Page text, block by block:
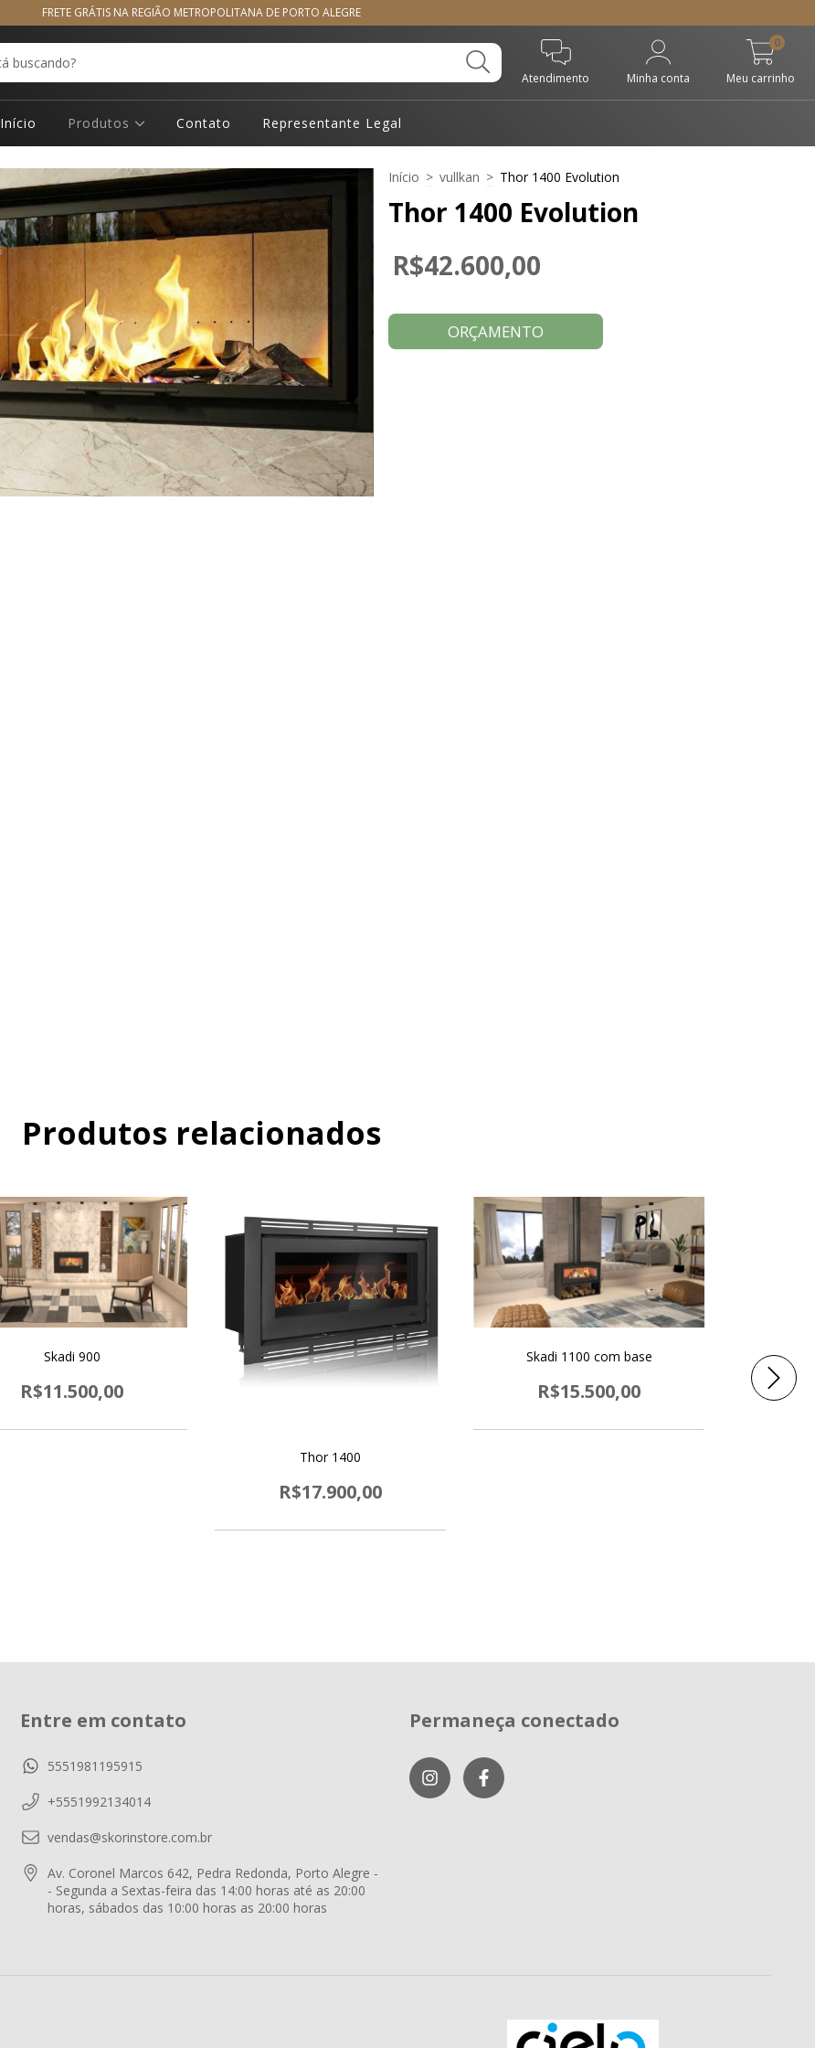
FRETE GRÁTIS NA REGIÃO METROPOLITANA DE PORTO ALEGRE
Atendimento Minha conta Meu carrinho
0
Início Produtos Contato Representante Legal
Início > vullkan > Thor 1400 Evolution
Thor 1400 Evolution
R$42.600,00
ORÇAMENTO
Produtos relacionados
Skadi 900
R$11.500,00
Thor 1400
R$17.900,00
Skadi 1100 com base
R$15.500,00
Entre em contato
5551981195915
+5551992134014
vendas@skorinstore.com.br
Av. Coronel Marcos 642, Pedra Redonda, Porto Alegre -
- Segunda a Sextas-feira das 14:00 horas até as 20:00
horas, sábados das 10:00 horas as 20:00 horas
Permaneça conectado